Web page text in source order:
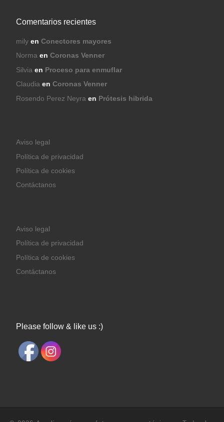
Comentarios recientes
milyen Conectores mayores
Normaen Coronas Venner
Silvia en Proceso para enmuflar
Claudiaen Coronas Venner
Rosendo Perez Neyra en Prótesis hibrida
Aviso legal
Política de privacidad
Política de cookies
Contáctanos
Aviso legal
Política de privacidad
Política de cookies
Contáctanos
Please follow & like us :)